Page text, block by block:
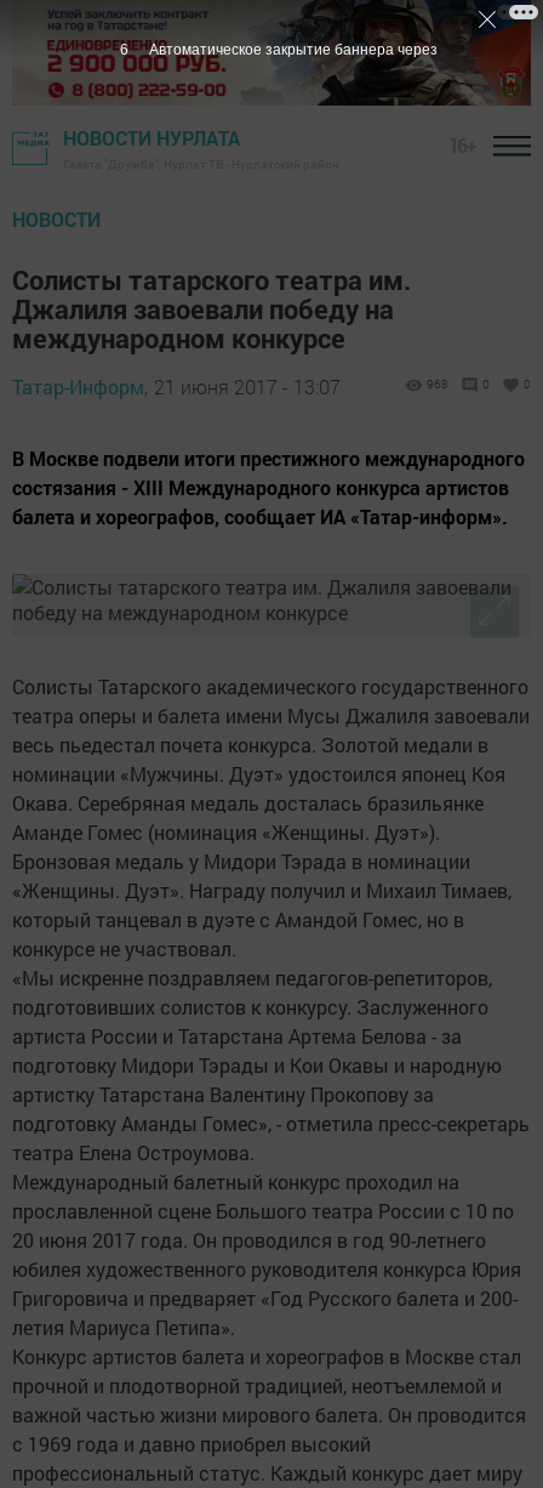
НОВОСТИ НУРЛАТА
НОВОСТИ
Солисты татарского театра им.
Джалиля завоевали победу на
международном конкурсе
Татар-Информ, 21 июня 2017 - 13:07 968 0 0
В Москве подвели итоги престижного международного
состязания - XIII Международного конкурса артистов
балета и хореографов, сообщает ИА «Татар-информ».
Солисты Татарского академического государственного
театра оперы и балета имени Мусы Джалиля завоевали
весь пьедестал почета конкурса. Золотой медали в
номинации «Мужчины. Дуэт» удостоился японец Коя
Окава. Серебряная медаль досталась бразильянке
Аманде Гомес (номинация «Женщины. Дуэт»).
Бронзовая медаль у Мидори Тэрада в номинации
«Женщины. Дуэт». Награду получил и Михаил Тимаев,
который танцевал в дуэте с Амандой Гомес, но в
конкурсе не участвовал.
«Мы искренне поздравляем педагогов-репетиторов,
подготовивших солистов к конкурсу. Заслуженного
артиста России и Татарстана Артема Белова - за
подготовку Мидори Тэрады и Кои Окавы и народную
артистку Татарстана Валентину Прокопову за
подготовку Аманды Гомес», - отметила пресс-секретарь
театра Елена Остроумова.
Международный балетный конкурс проходил на
прославленной сцене Большого театра России с 10 по
20 июня 2017 года. Он проводился в год 90-летнего
юбилея художественного руководителя конкурса Юрия
Григоровича и предваряет «Год Русского балета и 200-
летия Мариуса Петипа».
Конкурс артистов балета и хореографов в Москве стал
прочной и плодотворной традицией, неотъемлемой и
важной частью жизни мирового балета. Он проводится
с 1969 года и давно приобрел высокий
профессиональный статус. Каждый конкурс дает миру
5 Автоматическое закрытие баннера через